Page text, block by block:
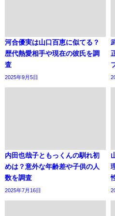
河合優実は山口百恵に似てる？
歴代熱愛相手や現在の彼氏を調
査
2025年9月5日
内田也哉子ともっくんの馴れ初
めは？意外な年齢差や子供の人
数を調査
2025年7月16日